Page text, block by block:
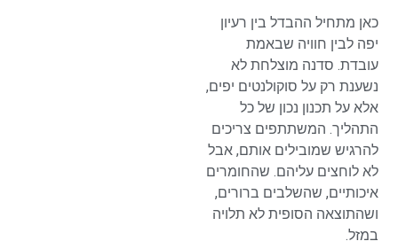
כאן מתחיל ההבדל בין רעיון
יפה לבין חוויה שבאמת
עובדת. סדנה מוצלחת לא
נשענת רק על סוקולנטים יפים,
אלא על תכנון נכון של כל
התהליך. המשתתפים צריכים
להרגיש שמובילים אותם, אבל
לא לוחצים עליהם. שהחומרים
איכותיים, שהשלבים ברורים,
ושהתוצאה הסופית לא תלויה
במזל.